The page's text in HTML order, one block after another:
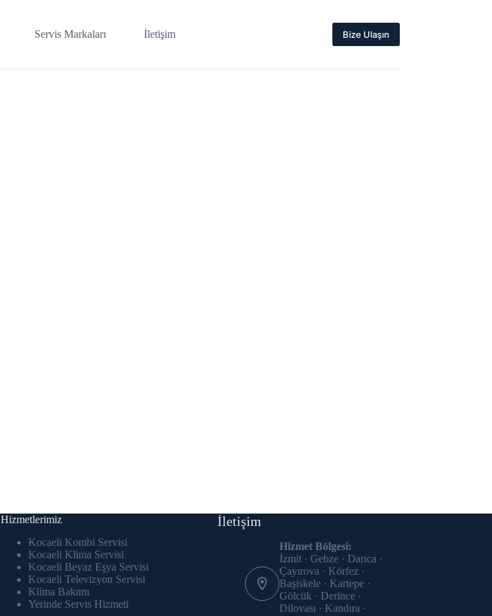
Servis Markaları İletişim Bize Ulaşın
Hizmetlerimiz
Kocaeli Kombi Servisi
Kocaeli Klima Servisi
Kocaeli Beyaz Eşya Servisi
Kocaeli Televizyon Servisi
Klima Bakımı
Yerinde Servis Hizmeti
İletişim
Hizmet Bölgesi:
İzmit · Gebze · Darıca ·
Çayırova · Körfez ·
Başiskele · Kartepe ·
Gölcük · Derince ·
Dilovası · Kandıra ·